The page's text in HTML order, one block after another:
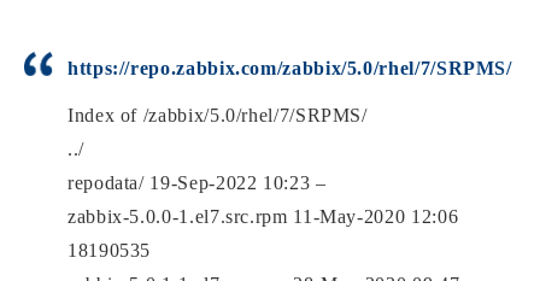
https://repo.zabbix.com/zabbix/5.0/rhel/7/SRPMS/
Index of /zabbix/5.0/rhel/7/SRPMS/
../
repodata/ 19-Sep-2022 10:23 –
zabbix-5.0.0-1.el7.src.rpm 11-May-2020 12:06
18190535